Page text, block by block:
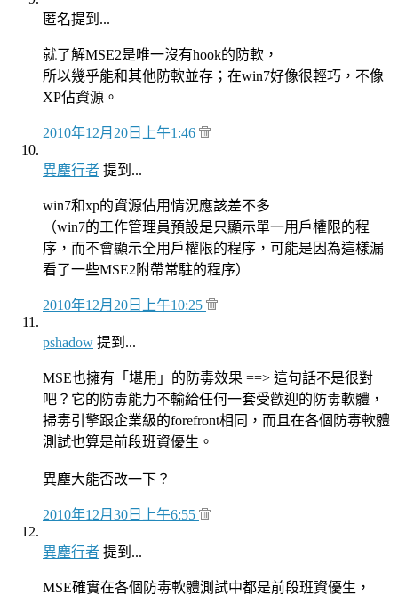
匿名提到...
就了解MSE2是唯一沒有hook的防軟，
所以幾乎能和其他防軟並存；在win7好像很輕巧，不像
XP佔資源。
2010年12月20日上午1:46
異塵行者 提到...
win7和xp的資源佔用情況應該差不多
（win7的工作管理員預設是只顯示單一用戶權限的程
序，而不會顯示全用戶權限的程序，可能是因為這樣漏
看了一些MSE2附帶常駐的程序）
2010年12月20日上午10:25
pshadow 提到...
MSE也擁有「堪用」的防毒效果 ==> 這句話不是很對
吧？它的防毒能力不輸給任何一套受歡迎的防毒軟體，
掃毒引擎跟企業級的forefront相同，而且在各個防毒軟體
測試也算是前段班資優生。
異塵大能否改一下？
2010年12月30日上午6:55
異塵行者 提到...
MSE確實在各個防毒軟體測試中都是前段班資優生，